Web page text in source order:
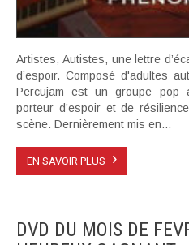
Artistes, Autistes, une lettre
d’espoir. Composé d'adultes
Percujam est un groupe pop
porteur d’espoir et de
scène. Dernièrement mis en...
EN SAVOIR PLUS ›
DVD DU MOIS DE